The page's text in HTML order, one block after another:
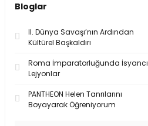
Bloglar
II. Dünya Savaşı’nın Ardından
Kültürel Başkaldırı
Roma İmparatorluğunda İsyancı
Lejyonlar
PANTHEON Helen Tanrılarını
Boyayarak Öğreniyorum